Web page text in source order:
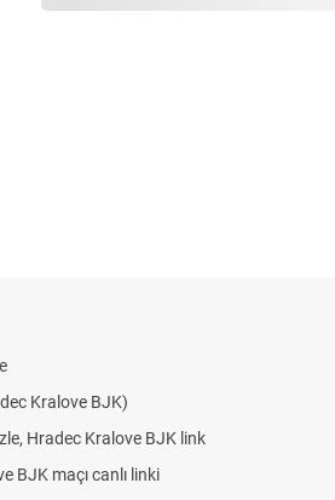
Kralove BJK)
Hradec Kralove BJK link
BJK maçı canlı linki